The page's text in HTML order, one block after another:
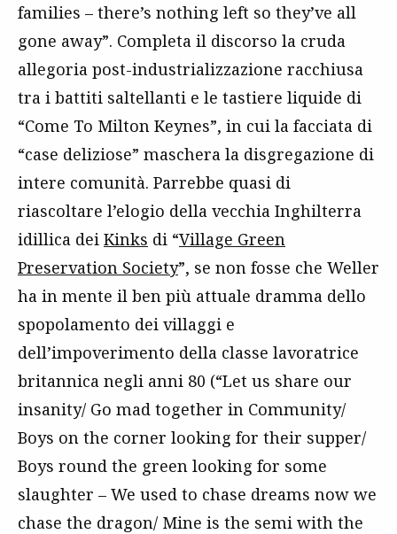
families – there’s nothing left so they’ve all
gone away”. Completa il discorso la cruda
allegoria post-industrializzazione racchiusa
tra i battiti saltellanti e le tastiere liquide di
“Come To Milton Keynes”, in cui la facciata di
“case deliziose” maschera la disgregazione di
intere comunità. Parrebbe quasi di
riascoltare l’elogio della vecchia Inghilterra
idillica dei Kinks di “Village Green
Preservation Society”, se non fosse che Weller
ha in mente il ben più attuale dramma dello
spopolamento dei villaggi e
dell’impoverimento della classe lavoratrice
britannica negli anni 80 (“Let us share our
insanity/ Go mad together in Community/
Boys on the corner looking for their supper/
Boys round the green looking for some
slaughter – We used to chase dreams now we
chase the dragon/ Mine is the semi with the